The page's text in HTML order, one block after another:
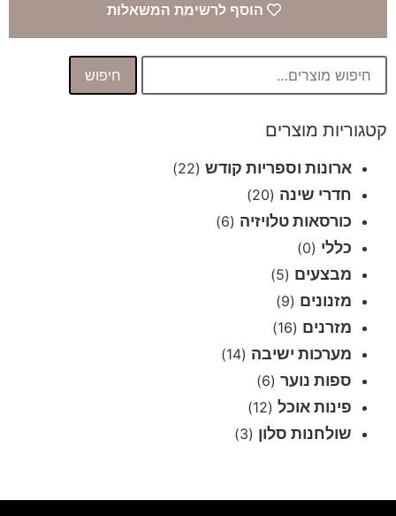
חיפוש
קטגוריות מוצרים
ארונות וספריות קודש (22)
חדרי שינה (20)
כורסאות טלויזיה (6)
כללי (0)
מבצעים (5)
מזנונים (9)
מזרנים (16)
מערכות ישיבה (14)
ספות נוער (6)
פינות אוכל (12)
שולחנות סלון (3)
הוסף לרשימת המשאלות